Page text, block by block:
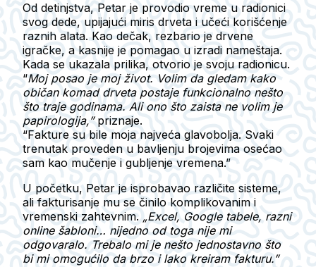
Od detinjstva, Petar je provodio vreme u radionici
svog dede, upijajući miris drveta i učeći korišćenje
raznih alata. Kao dečak, rezbario je drvene
igračke, a kasnije je pomagao u izradi nameštaja.
Kada se ukazala prilika, otvorio je svoju radionicu.
“Moj posao je moj život. Volim da gledam kako
običan komad drveta postaje funkcionalno nešto
što traje godinama. Ali ono što zaista ne volim je
papirologija,”priznaje.
“Fakture su bile moja najveća glavobolja. Svaki
trenutak proveden u bavljenju brojevima osećao
sam kao mučenje i gubljenje vremena.”
U početku, Petar je isprobavao različite sisteme,
ali fakturisanje mu se činilo komplikovanim i
vremenski zahtevnim. „Excel, Google tabele, razni
online šabloni… nijedno od toga nije mi
odgovaralo. Trebalo mi je nešto jednostavno što
bi mi omogućilo da brzo i lako kreiram fakturu.”